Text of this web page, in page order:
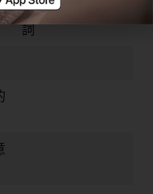
留意同義詞、近似
詞